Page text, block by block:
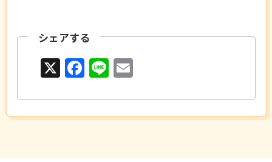
シェアする
X F
c
e
Li
e
E
ai
l